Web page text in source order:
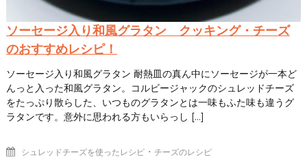
ソーセージ入り和風グラタン クッキング・チーズ
のおすすめレシピ！
ソーセージ入り和風グラタン 耐熱皿の真ん中にソーセージが一本ど
んっと入った和風グラタン。コルビージャックのシュレッドチーズ
をたっぷり散らした、いつものグラタンとは一味もふた味も違うグ
ラタンです。意外に思われる方もいらっし […]
シュレッドチーズを使ったレシピ・ チーズのレシピ